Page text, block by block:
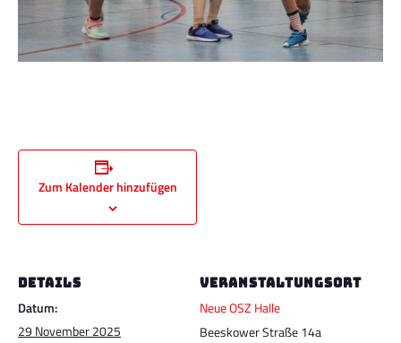
Zum Kalender hinzufügen
DETAILS
Datum:
29 November 2025
VERANSTALTUNGSORT
Neue OSZ Halle
Beeskower Straße 14a